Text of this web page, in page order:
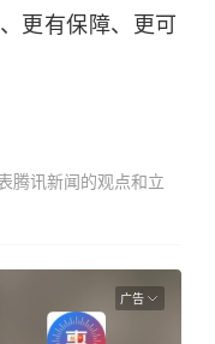
更有保障、更可
腾讯新闻的观点和立
广告